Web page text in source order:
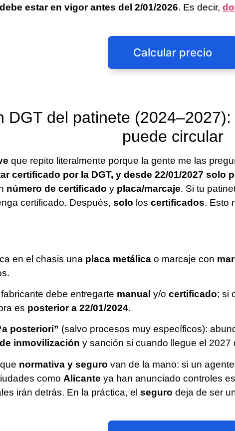
debe estar en vigor antes del 2/01/2026. Es decir,
Calcular precio
DGT del patinete
puede circular
que repito literalmente porque la gente me las
certificado por la DGT, y desde 22/01/2027 solo
número de certificado y placa/marcaje. Si tu
certificado. Después, solo los certificados. Esto
en el chasis una placa metálica o marcaje con
debe entregarte manual y/o certificado; si
es posterior a 22/01/2024.
posteriori” (salvo procesos muy específicos):
inmovilización y sanción si cuando llegue el 2027
normativa y seguro van de la mano: si un
como Alicante ya han anunciado controles
irán detrás. En la práctica, el seguro deja de ser